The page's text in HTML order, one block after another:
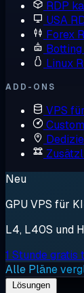
RDP
USA
Forex
Botting
Linux
ADD-ONS
VPS
Neu
GPU VPS für
L4, L40S und
1 Stunde
Alle Pläne